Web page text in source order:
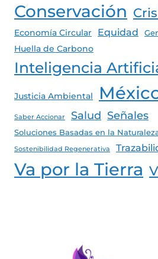
Conservación
Economía Circular Equidad
Huella de Carbono
Inteligencia
Justicia Ambiental
Saber Accionar Salud Señales
Soluciones Basadas en la
Sostenibilidad Regenerativa
Va por la Tierra